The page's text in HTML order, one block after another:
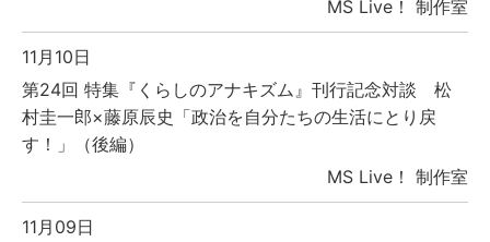
MS Live！ 制作室
11月10日
第24回 特集『くらしのアナキズム』刊行記念対談 松
村圭一郎×藤原辰史「政治を自分たちの生活にとり戻
す！」（後編）
MS Live！ 制作室
11月09日